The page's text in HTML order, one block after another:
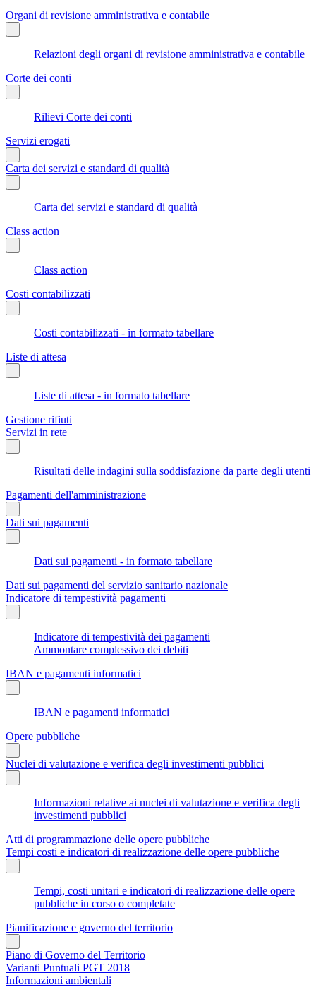
Organi di revisione amministrativa e contabile
Relazioni degli organi di revisione amministrativa e contabile
Corte dei conti
Rilievi Corte dei conti
Servizi erogati
Carta dei servizi e standard di qualità
Carta dei servizi e standard di qualità
Class action
Class action
Costi contabilizzati
Costi contabilizzati - in formato tabellare
Liste di attesa
Liste di attesa - in formato tabellare
Gestione rifiuti
Servizi in rete
Risultati delle indagini sulla soddisfazione da parte degli utenti
Pagamenti dell'amministrazione
Dati sui pagamenti
Dati sui pagamenti - in formato tabellare
Dati sui pagamenti del servizio sanitario nazionale
Indicatore di tempestività pagamenti
Indicatore di tempestività dei pagamenti
Ammontare complessivo dei debiti
IBAN e pagamenti informatici
IBAN e pagamenti informatici
Opere pubbliche
Nuclei di valutazione e verifica degli investimenti pubblici
Informazioni relative ai nuclei di valutazione e verifica degli
investimenti pubblici
Atti di programmazione delle opere pubbliche
Tempi costi e indicatori di realizzazione delle opere pubbliche
Tempi, costi unitari e indicatori di realizzazione delle opere
pubbliche in corso o completate
Pianificazione e governo del territorio
Piano di Governo del Territorio
Varianti Puntuali PGT 2018
Informazioni ambientali